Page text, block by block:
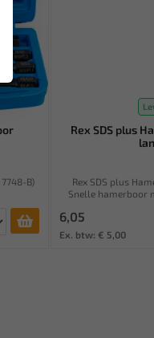
7748-B)
Rex SDS plus
Rex SDS plus
Snelle hamerboor
6,05
Ex. btw: € 5,00